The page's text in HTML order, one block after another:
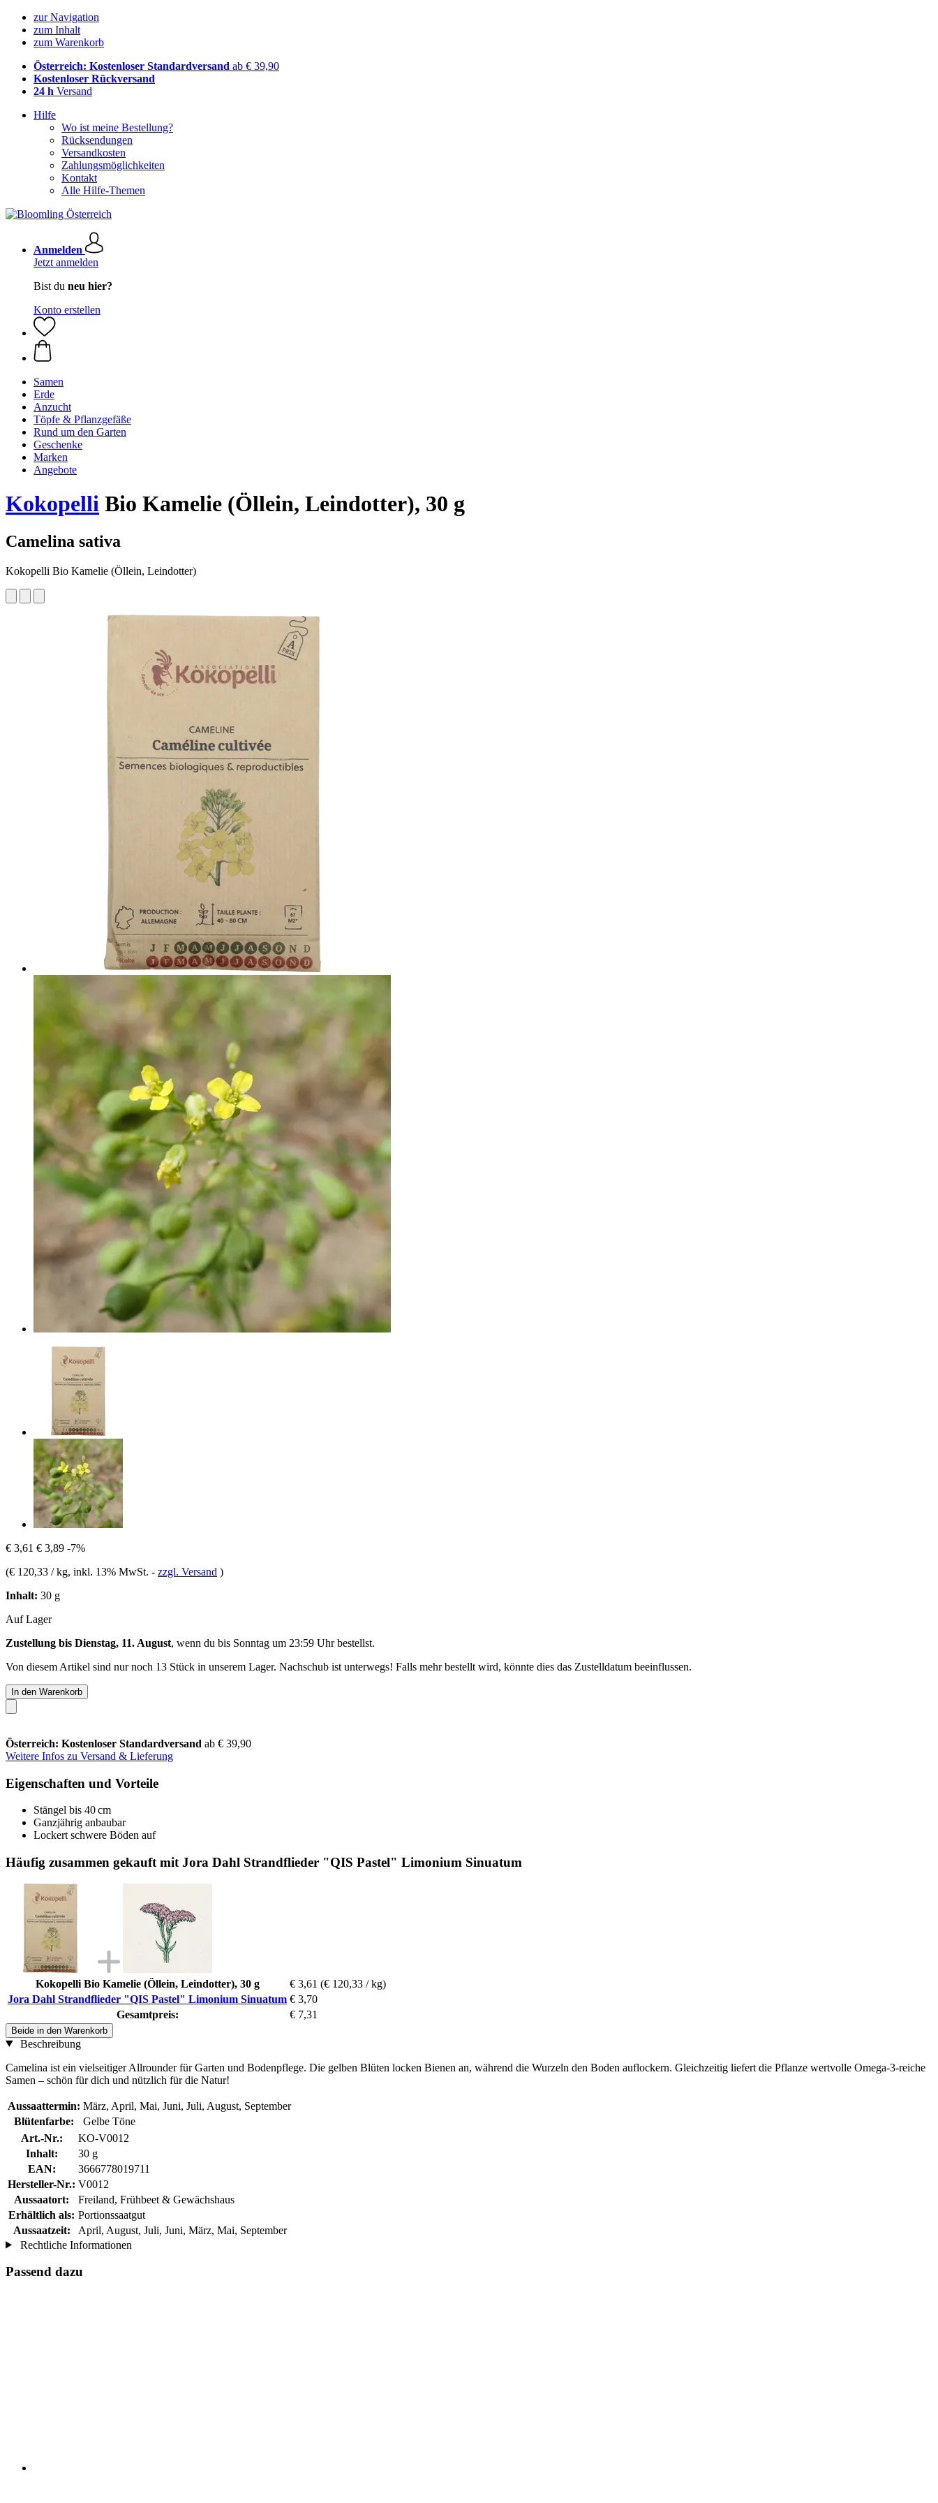
zur Navigation
zum Inhalt
zum Warenkorb
Österreich: Kostenloser Standardversand ab € 39,90
Kostenloser Rückversand
24 h Versand
Hilfe
Wo ist meine Bestellung?
Rücksendungen
Versandkosten
Zahlungsmöglichkeiten
Kontakt
Alle Hilfe-Themen
Anmelden
Jetzt anmelden
Bist du neu hier?
Konto erstellen
Samen
Erde
Anzucht
Töpfe & Pflanzgefäße
Rund um den Garten
Geschenke
Marken
Angebote
Kokopelli Bio Kamelie (Öllein, Leindotter), 30 g
Camelina sativa
Kokopelli Bio Kamelie (Öllein, Leindotter)
€ 3,61 € 3,89 -7%
(€ 120,33 / kg, inkl. 13% MwSt. - zzgl. Versand )
Inhalt: 30 g
Auf Lager
Zustellung bis Dienstag, 11. August, wenn du bis Sonntag um 23:59 Uhrbestellst.
Von diesem Artikel sind nur noch 13 Stück in unserem Lager. Nachschub ist unterwegs! Falls mehr bestellt wird, könnte dies das Zustelldatum beeinflussen.
In den Warenkorb
Österreich: Kostenloser Standardversand ab € 39,90
Weitere Infos zu Versand & Lieferung
Eigenschaften und Vorteile
Stängel bis 40 cm
Ganzjährig anbaubar
Lockert schwere Böden auf
Häufig zusammen gekauft mit Jora Dahl Strandflieder "QIS Pastel" Limonium Sinuatum
Kokopelli Bio Kamelie (Öllein, Leindotter), 30 g € 3,61 (€ 120,33 / kg)
Jora Dahl Strandflieder "QIS Pastel" Limonium Sinuatum € 3,70
Gesamtpreis:
€ 7,31
Beide in den Warenkorb
Beschreibung
Camelina ist ein vielseitiger Allrounder für Garten und Bodenpflege. Die gelben Blüten locken Bienen an, während die Wurzeln den Boden auflockern. Gleichzeitig liefert die Pflanze wertvolle Omega-3-reiche
Samen – schön für dich und nützlich für die Natur!
Aussaattermin: März, April, Mai, Juni, Juli, August, September
Blütenfarbe:
Gelbe Töne
Art.-Nr.:
KO-V0012
Inhalt:
30 g
EAN:
3666778019711
Hersteller-Nr.: V0012
Aussaatort:
Freiland, Frühbeet & Gewächshaus
Erhältlich als: Portionssaatgut
Aussaatzeit:
April, August, Juli, Juni, März, Mai, September
Rechtliche Informationen
Passend dazu